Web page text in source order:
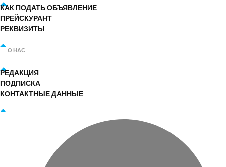
КАК ПОДАТЬ ОБЪЯВЛЕНИЕ
ПРЕЙСКУРАНТ
РЕКВИЗИТЫ
О НАС
РЕДАКЦИЯ
ПОДПИСКА
КОНТАКТНЫЕ ДАННЫЕ